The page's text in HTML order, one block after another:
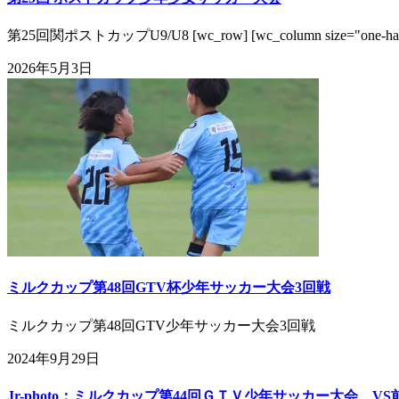
第25回関ポストカップU9/U8 [wc_row] [wc_column size="one-
2026年5月3日
ミルクカップ第48回GTV杯少年サッカー大会3回戦
ミルクカップ第48回GTV少年サッカー大会3回戦
2024年9月29日
Jr-photo：ミルクカップ第44回ＧＴＶ少年サッカー大会 VS